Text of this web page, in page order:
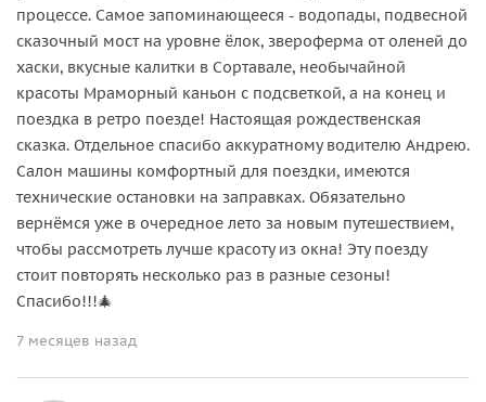
процессе. Самое запоминающееся - водопады, подвесной
сказочный мост на уровне ёлок, звероферма от оленей до
хаски, вкусные калитки в Сортавале, необычайной
красоты Мраморный каньон с подсветкой, а на конец и
поездка в ретро поезде! Настоящая рождественская
сказка. Отдельное спасибо аккуратному водителю Андрею.
Салон машины комфортный для поездки, имеются
технические остановки на заправках. Обязательно
вернёмся уже в очередное лето за новым путешествием,
чтобы рассмотреть лучше красоту из окна! Эту поезду
стоит повторять несколько раз в разные сезоны!
Спасибо!!!🎄
7 месяцев назад